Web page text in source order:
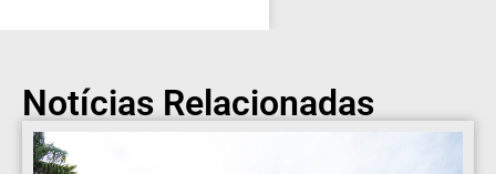
Notícias Relacionadas